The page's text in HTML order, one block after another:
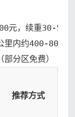
元，续重30-50
内约400-800元
分区免费）
推荐方式